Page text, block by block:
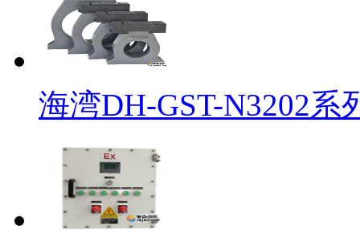
海湾DH-GST-N3202系